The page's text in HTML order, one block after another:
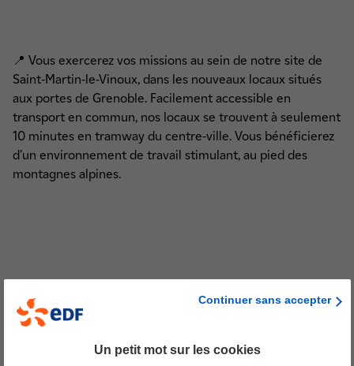
📍 Vous exercerez vos missions au sein de notre site de
Saint-Martin-le-Vinoux, dans les nouveaux locaux situés
aux portes de Grenoble. Facilement accessible en
transport en commun, nos locaux se trouvent à seulement
10 minutes en tramway du centre-ville. Vous bénéficierez
d’un environnement de travail stimulant, au pied des
montagnes alpines.
En tant que technicien/technicienne électrotechnique au
sein du service IRE, vous interviendrez sur des installations
pour garantir leur bon fonctionnement et leur conformité.
Continuer sans accepter
Un petit mot sur les cookies